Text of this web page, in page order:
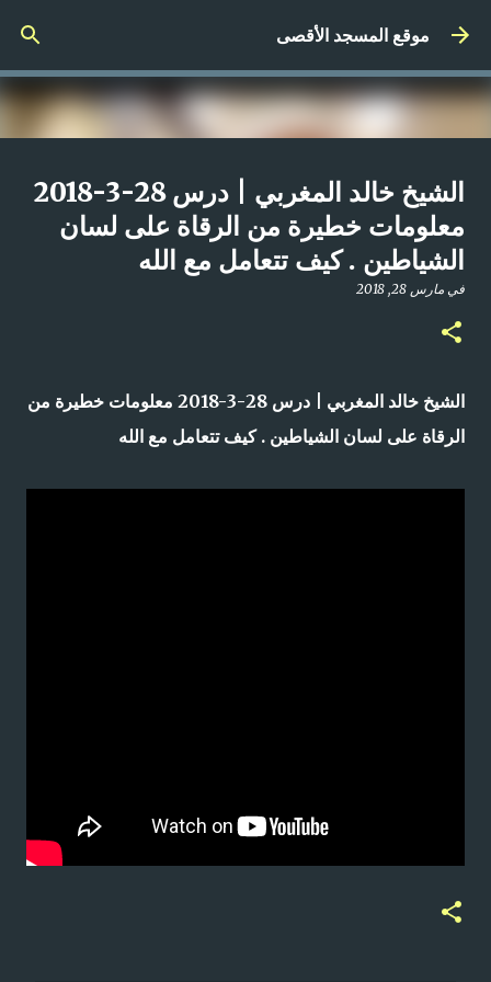
التخطي إلى المحتوى الرئيسيموقع المسجد الأقصى
صلاة المغرب مباشر من المسجد
الأقصى المبارك | الاثنين 21-4-2025م
فيأبريل 21, 2025
الشيخ خالد المغربي | درس 28-3-2018
معلومات خطيرة من الرقاة على لسان
الشياطين . كيف تتعامل مع الله
في مارس 28, 2018
الشيخ خالد المغربي | درس 28-3-2018 معلومات خطيرة من
الرقاة على لسان الشياطين . كيف تتعامل مع الله